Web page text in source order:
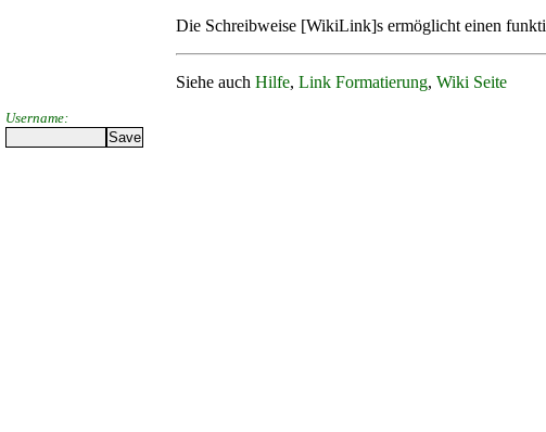
Die Schreibweise [WikiLink]s ermöglicht einen
Siehe auch Hilfe, Link Formatierung, Wiki Seite
Username: